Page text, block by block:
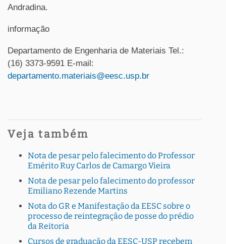
Andradina.
informação
Departamento de Engenharia de Materiais Tel.:
(16) 3373-9591 E-mail:
departamento.materiais@eesc.usp.br
Veja também
Nota de pesar pelo falecimento do Professor
Emérito Ruy Carlos de Camargo Vieira
Nota de pesar pelo falecimento do professor
Emiliano Rezende Martins
Nota do GR e Manifestação da EESC sobre o
processo de reintegração de posse do prédio
da Reitoria
Cursos de graduação da EESC-USP recebem